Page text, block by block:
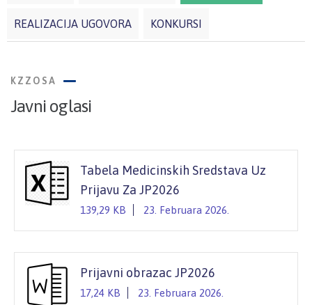
REALIZACIJA UGOVORA KONKURSI
KZZOSA
Javni oglasi
Tabela Medicinskih Sredstava Uz
Prijavu Za JP2026
139,29 KB 23. Februara 2026.
Prijavni obrazac JP2026
17,24 KB 23. Februara 2026.